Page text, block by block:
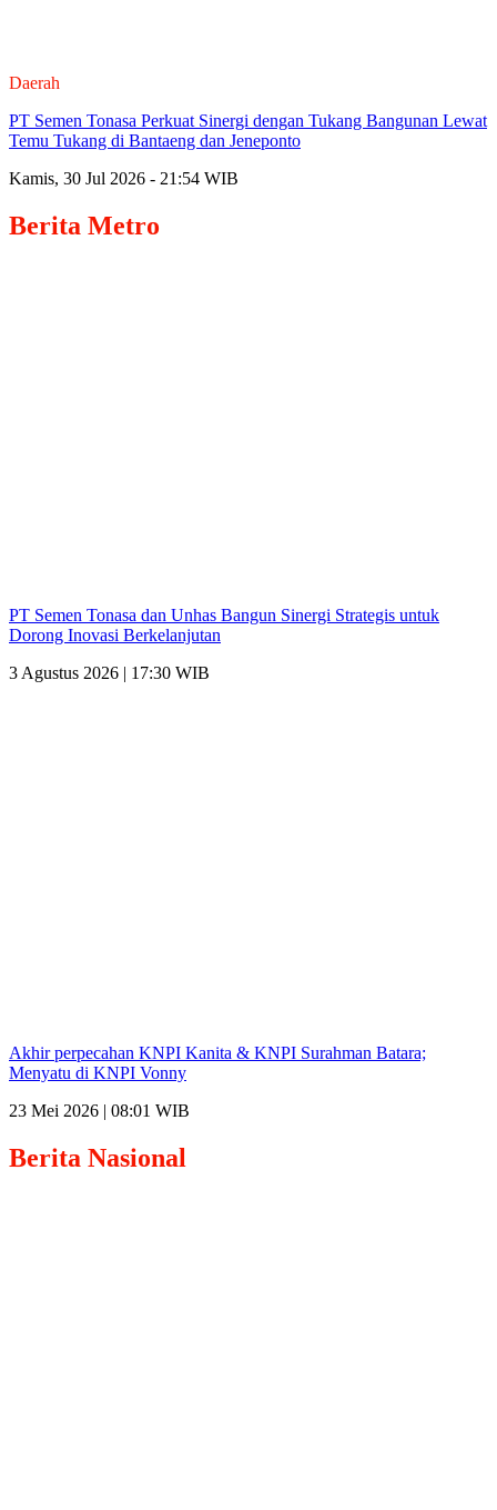
Daerah
PT Semen Tonasa Perkuat Sinergi dengan Tukang Bangunan Lewat
Temu Tukang di Bantaeng dan Jeneponto
Kamis, 30 Jul 2026 - 21:54 WIB
Berita Metro
PT Semen Tonasa dan Unhas Bangun Sinergi Strategis untuk
Dorong Inovasi Berkelanjutan
3 Agustus 2026 | 17:30 WIB
Akhir perpecahan KNPI Kanita & KNPI Surahman Batara;
Menyatu di KNPI Vonny
23 Mei 2026 | 08:01 WIB
Berita Nasional